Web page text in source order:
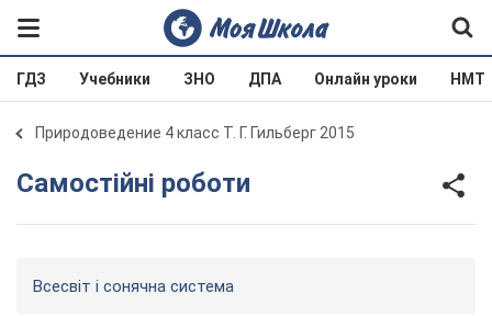
ГДЗ Учебники ЗНО ДПА Онлайн уроки НМТ
Природоведение 4 класс Т. Г. Гильберг 2015
Самостійні роботи
Всесвіт і сонячна система